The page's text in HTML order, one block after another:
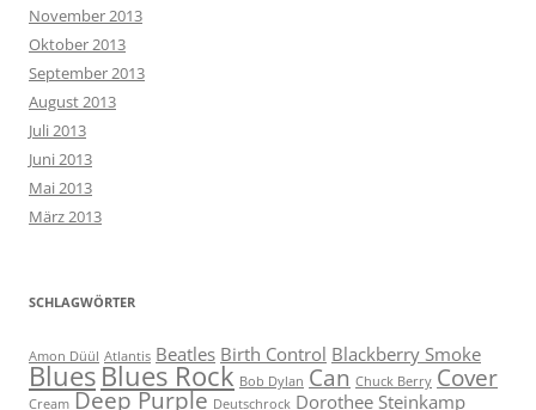
November 2013
Oktober 2013
September 2013
August 2013
Juli 2013
Juni 2013
Mai 2013
März 2013
SCHLAGWÖRTER
Amon Düül Atlantis Beatles Birth Control Blackberry Smoke
BluesBlues Rock Bob Dylan Can Chuck Berry Cover
Cream Deep Purple Deutschrock Dorothee Steinkamp